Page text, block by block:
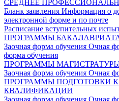
СРЕДНЕЕ
Бланк заявления Информация о
электронной форме и по почте
Расписание вступительных
ПРОГРАММЫ
Заочная форма обучения Очная
форма обучения
ПРОГРАММЫ
Заочная форма обучения Очная
ПРОГРАММЫ ПОДГОТОВКИ
КВАЛИФИКАЦИИ
Заочная форма обучения Очная